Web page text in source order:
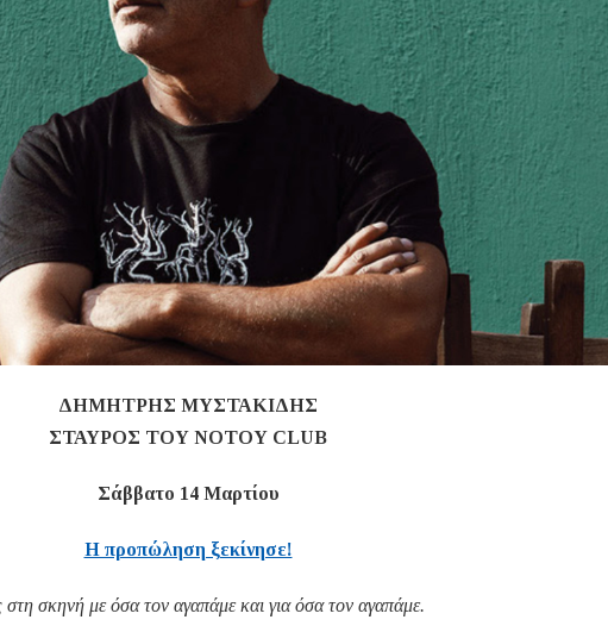
ΔΗΜΗΤΡΗΣ ΜΥΣΤΑΚΙΔΗΣ
ΣΤΑΥΡΟΣ ΤΟΥ ΝΟΤΟΥ CLUB
Σάββατο 14 Μαρτίου
Η προπώληση ξεκίνησε!
σκηνή με όσα τον αγαπάμε και για όσα τον αγαπάμε.